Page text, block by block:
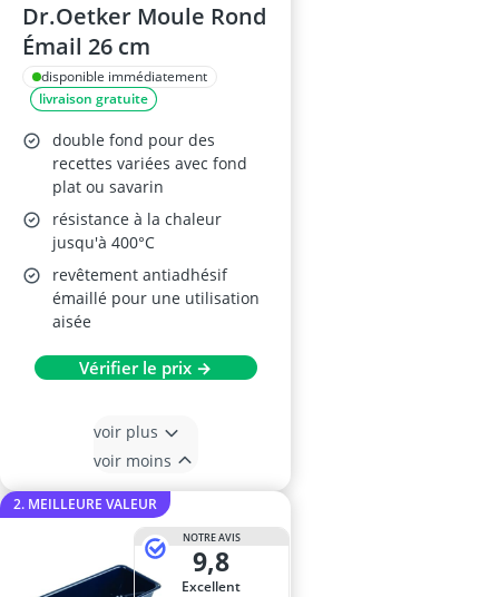
Dr.Oetker Moule Rond
Émail 26 cm
disponible immédiatement
livraison gratuite
double fond pour des
recettes variées avec fond
plat ou savarin
résistance à la chaleur
jusqu'à 400°C
revêtement antiadhésif
émaillé pour une utilisation
aisée
Vérifier le prix →
voir plus
voir moins
2. MEILLEURE VALEUR
NOTRE AVIS
9,8
Excellent